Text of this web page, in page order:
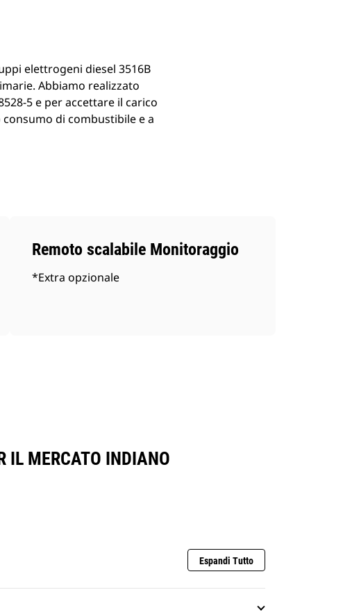
elettrogeni diesel 3516B
Abbiamo realizzato
5 e per accettare il carico
di combustibile e a
Remoto scalabile Monitoraggio
*Extra opzionale
IL MERCATO INDIANO
Espandi Tutto